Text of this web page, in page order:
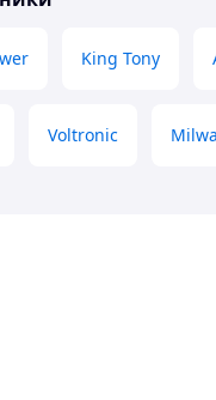
King Tony
Voltronic